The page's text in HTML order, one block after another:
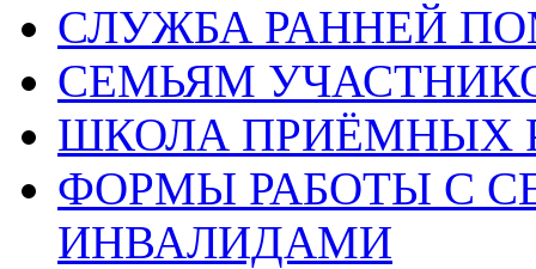
СЛУЖБА РАННЕЙ
СЕМЬЯМ
ШКОЛА ПРИЁМНЫХ
ФОРМЫ РАБОТЫ С
ИНВАЛИДАМИ